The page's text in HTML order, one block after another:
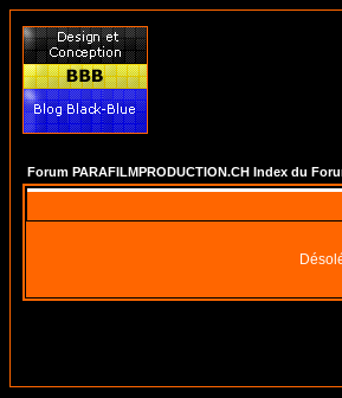
Forum PARAFILMPRODUCTION.CH Index du